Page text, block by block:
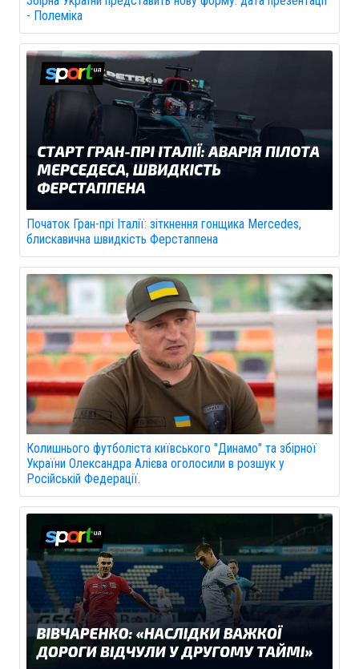
- Полеміка
Початок Гран-прі Італії: зіткнення гонщика Mercedes,
блискавична швидкість Ферстаппена
Колишнього футболіста київського "Динамо" та збірної
України Олександра Алієва оголосили в розшук у
Російській Федерації.